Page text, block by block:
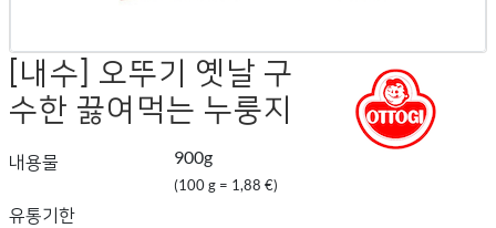
[내수] 오뚜기 옛날 구
수한 끓여먹는 누룽지
내용물 900g
(100 g = 1,88 €)
유통기한